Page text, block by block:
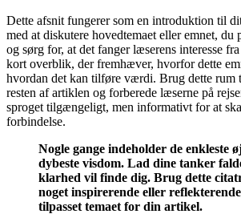
Dette afsnit fungerer som en introduktion til
med at diskutere hovedtemaet eller emnet,
og sørg for, at det fanger læserens interesse
kort overblik, der fremhæver, hvorfor dette
hvordan det kan tilføre værdi. Brug dette rum
resten af artiklen og forberede læserne på
sproget tilgængeligt, men informativt for at
forbindelse.
Nogle gange indeholder de enkleste
dybeste visdom. Lad dine tanker
klarhed vil finde dig. Brug dette
noget inspirerende eller
tilpasset temaet for din artikel.